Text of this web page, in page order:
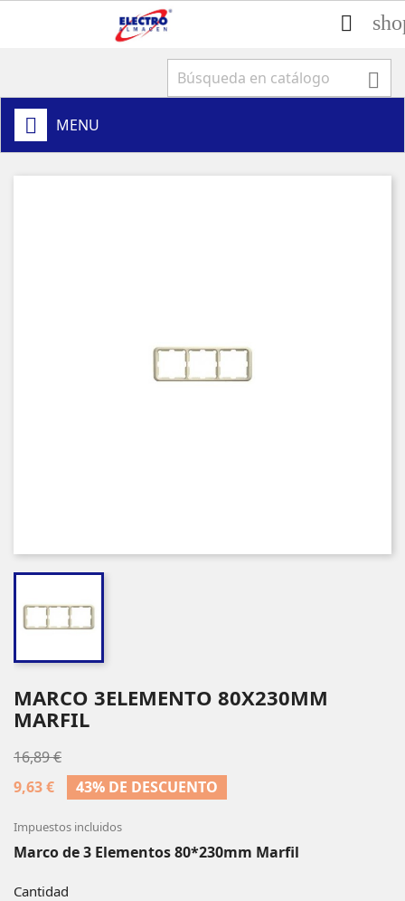


MENU
MARCO 3ELEMENTO 80X230MM
MARFIL
16,89 €
9,63 €
43% DE DESCUENTO
Impuestos incluidos
Marco de 3 Elementos 80*230mm Marfil
Cantidad